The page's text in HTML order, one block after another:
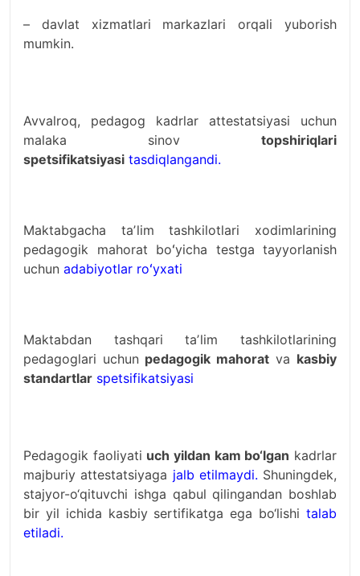
– davlat xizmatlari markazlari orqali yuborish
mumkin.
Avvalroq, pedagog kadrlar attestatsiyasi uchun
malaka sinov topshiriqlari
spetsifikatsiyasi tasdiqlangandi.
Maktabgacha taʼlim tashkilotlari xodimlarining
pedagogik mahorat boʻyicha testga tayyorlanish
uchun adabiyotlar roʻyxati
Maktabdan tashqari taʼlim tashkilotlarining
pedagoglari uchun pedagogik mahorat va kasbiy
standartlar spetsifikatsiyasi
Pedagogik faoliyati uch yildan kam bo‘lgan kadrlar
majburiy attestatsiyaga jalb etilmaydi. Shuningdek,
stajyor-o‘qituvchi ishga qabul qilingandan boshlab
bir yil ichida kasbiy sertifikatga ega bo‘lishi talab
etiladi.